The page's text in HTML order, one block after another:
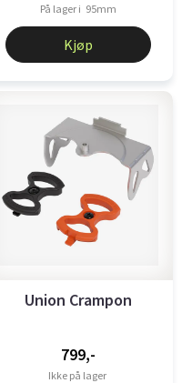
På lager i 95mm
Kjøp
Union Crampon
799,-
Ikke på lager